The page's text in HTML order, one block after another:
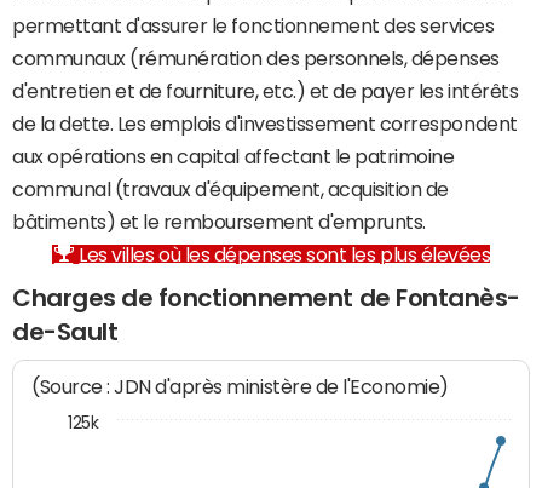
permettant d'assurer le fonctionnement des services
communaux (rémunération des personnels, dépenses
d'entretien et de fourniture, etc.) et de payer les intérêts
de la dette. Les emplois d'investissement correspondent
aux opérations en capital affectant le patrimoine
communal (travaux d'équipement, acquisition de
bâtiments) et le remboursement d'emprunts.
Les villes où les dépenses sont les plus élevées
Charges de fonctionnement de Fontanès-
de-Sault
(Source : JDN d'après ministère de l'Economie)
125k